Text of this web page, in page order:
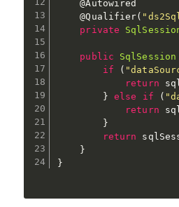
@Autowired
@Qualifier(
private
public SqlSession
if
(
return
} else if (
return
}
return
}
}